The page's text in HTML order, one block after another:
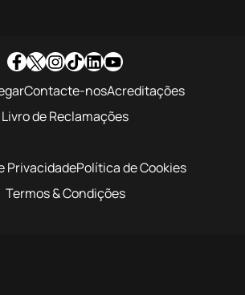
Contacte-nosAcreditações
Livro de Reclamações
PrivacidadePolítica de Cookies
Termos & Condições